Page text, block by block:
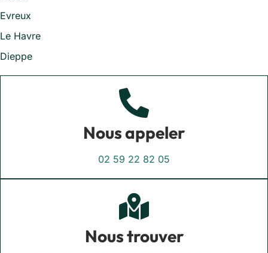
Evreux
Le Havre
Dieppe
Nous appeler
02 59 22 82 05
Nous trouver